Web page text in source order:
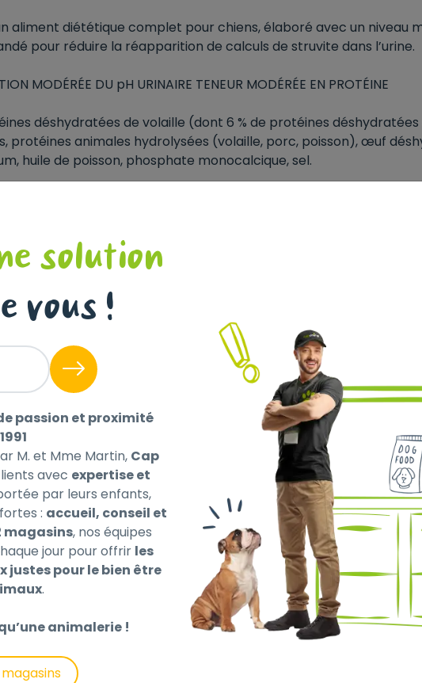
un aliment diététique complet pour chiens, élaboré avec un
pour réduire la réapparition de calculs de struvite dans l’urine.
MODÉRÉE DU pH URINAIRE TENEUR MODÉRÉE EN PROTÉINE
déshydratées de volaille (dont 6 % de protéines
protéines animales hydrolysées (volaille, porc, poisson), œuf
huile de poisson, phosphate monocalcique, sel.
mg)
mg)
(Mn: 40 mg)
mg)
solution
vous !
passion et proximité
M. et Mme Martin, Cap
avec expertise et
par leurs enfants,
: accueil, conseil et
magasins, nos équipes
jour pour offrir les
justes pour le bien être
.
animalerie !